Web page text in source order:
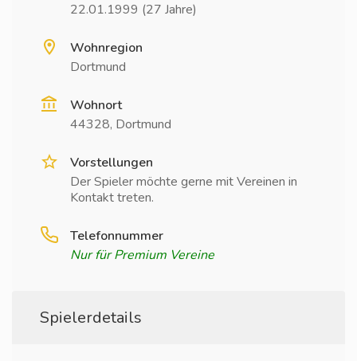
22.01.1999 (27 Jahre)
Wohnregion
Dortmund
Wohnort
44328, Dortmund
Vorstellungen
Der Spieler möchte gerne mit Vereinen in
Kontakt treten.
Telefonnummer
Nur für Premium Vereine
Spielerdetails